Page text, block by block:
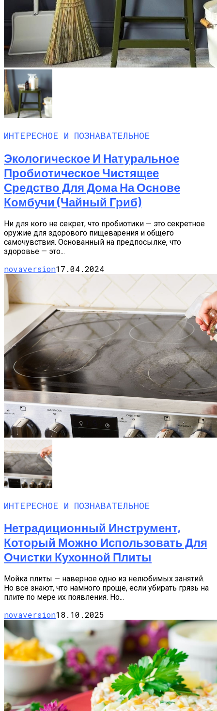
ИНТЕРЕСНОЕ И ПОЗНАВАТЕЛЬНОЕ
Экологическое И Натуральное
Пробиотическое Чистящее
Средство Для Дома На Основе
Комбучи (чайный Гриб)
Ни для кого не секрет, что пробиотики — это секретное
оружие для здорового пищеварения и общего
самочувствия. Основанный на предпосылке, что
здоровье — это...
novaversion17.04.2024
ИНТЕРЕСНОЕ И ПОЗНАВАТЕЛЬНОЕ
Нетрадиционный Инструмент,
Который Можно Использовать Для
Очистки Кухонной Плиты
Мойка плиты — наверное одно из нелюбимых занятий.
Но все знают, что намного проще, если убирать грязь на
плите по мере их появления. Но...
novaversion18.10.2025